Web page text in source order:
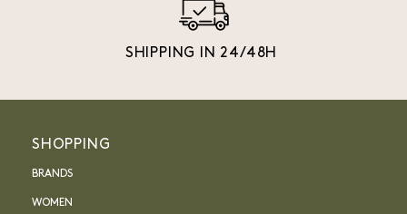
SHIPPING IN 24/48H
SHOPPING
BRANDS
WOMEN